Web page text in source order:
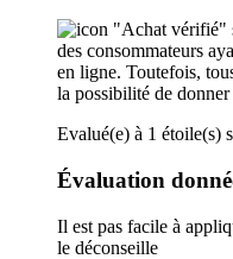
"Achat vérifié"
des consommateurs
en ligne. Toutefois,
la possibilité de
Evalué(e) à 1 étoile(s)
Évaluation
Il est pas facile à
le déconseille